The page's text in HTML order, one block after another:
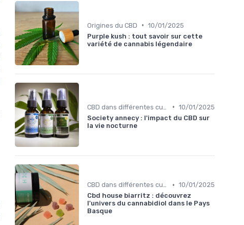
Origines du CBD • 10/01/2025
Purple kush : tout savoir sur cette
variété de cannabis légendaire
• 10/01/2025
Society annecy : l'impact du CBD sur
la vie nocturne
CBD dans différentes cultures • 10/01/2025
Cbd house biarritz : découvrez
l'univers du cannabidiol dans le Pays
Basque